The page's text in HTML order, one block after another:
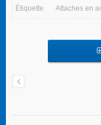
Étiquette Attaches en